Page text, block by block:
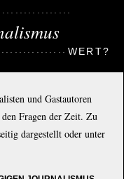
WERT?
und Gastautoren
Fragen der Zeit. Zu
dargestellt oder unter